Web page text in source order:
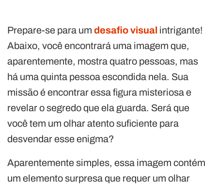
Prepare-se para um desafio visual intrigante!
Abaixo, você encontrará uma imagem que,
aparentemente, mostra quatro pessoas, mas
há uma quinta pessoa escondida nela. Sua
missão é encontrar essa figura misteriosa e
revelar o segredo que ela guarda. Será que
você tem um olhar atento suficiente para
desvendar esse enigma?
Aparentemente simples, essa imagem contém
um elemento surpresa que requer um olhar